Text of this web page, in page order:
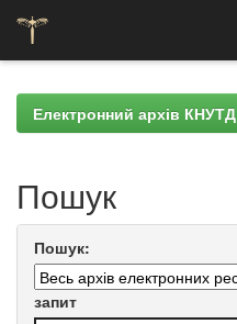
navigationЕлектронний архів КНУТД
Пошук
Пошук:
запит